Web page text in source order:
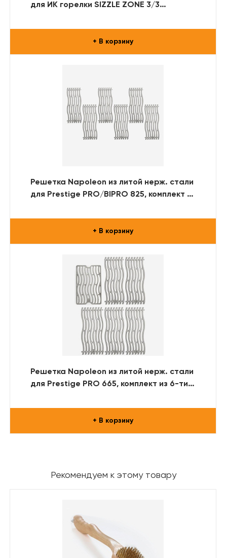
для ИК горелки SIZZLE ZONE 3/3
+ В корзину
Решетка Napoleon из литой нерж. стали
для Prestige PRO/BIPRO 825, комплект из
+ В корзину
Решетка Napoleon из литой нерж. стали
для Prestige PRO 665, комплект из 6-ти
+ В корзину
Рекомендуем к этому товару